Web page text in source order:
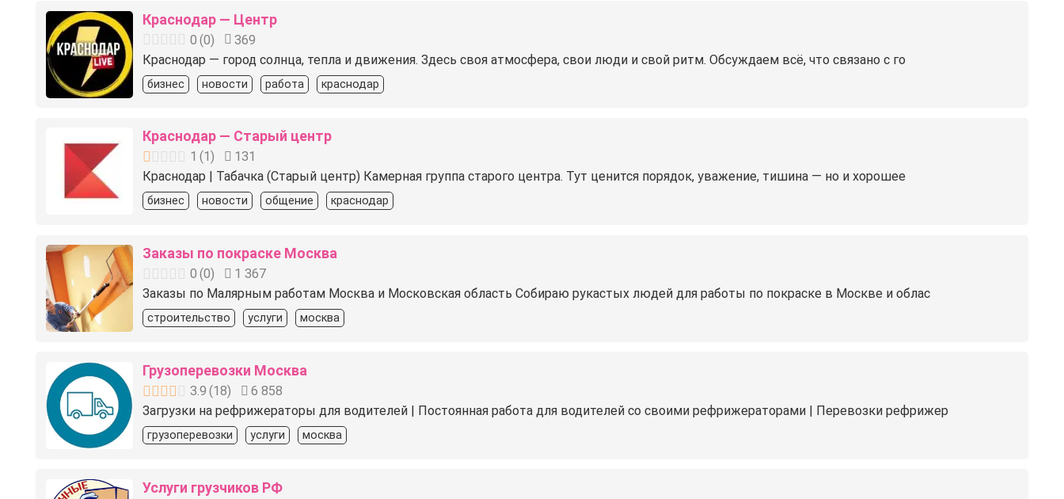
Краснодар — Центр
0 (0)
369
Краснодар — город солнца, тепла и движения. Здесь своя атмосфера, свои люди и свой ритм. Обсуждаем всё, что связано с го
бизнес новости работа краснодар
Краснодар — Старый центр
1 (1 )
131
Краснодар | Табачка (Старый центр) Камерная группа старого центра. Тут ценится порядок, уважение, тишина — но и хорошее
бизнес новости общение краснодар
Заказы по покраске Москва
0 (0)
1 367
Заказы по Малярным работам Москва и Московская область Собираю рукастых людей для работы по покраске в Москве и облас
строительство услуги москва
Грузоперевозки Москва
3.9 (18)
6 858
Загрузки на рефрижераторы для водителей | Постоянная работа для водителей со своими рефрижераторами | Перевозки рефрижер
грузоперевозки услуги москва
Услуги грузчиков РФ